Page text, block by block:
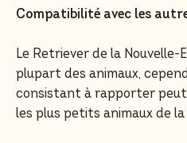
Compatibilité avec les
Le Retriever de la Nouvelle-
plupart des animaux,
consistant à rapporter
les plus petits animaux de la